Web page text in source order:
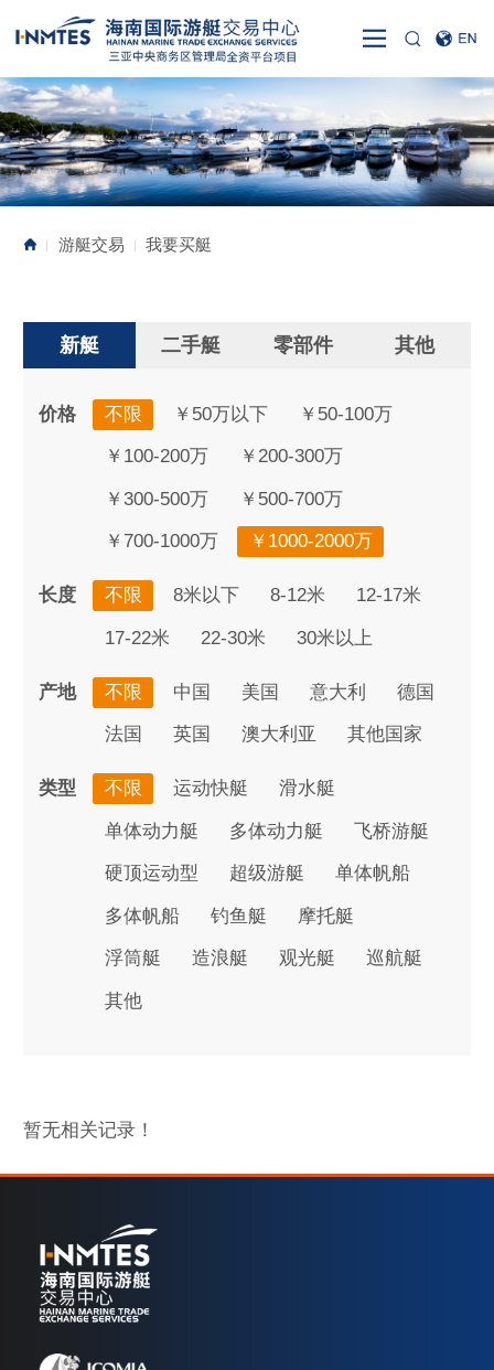
| 游艇交易 | 我要买艇
新艇 二手艇 零部件 其他
价格 不限 ￥50万以下 ￥50-100万
￥100-200万 ￥200-300万
￥300-500万 ￥500-700万
￥700-1000万 ￥1000-2000万
长度 不限 8米以下 8-12米 12-17米
17-22米 22-30米 30米以上
产地 不限 中国 美国 意大利 德国
法国 英国 澳大利亚 其他国家
类型 不限 运动快艇 滑水艇
单体动力艇 多体动力艇 飞桥游艇
硬顶运动型 超级游艇 单体帆船
多体帆船 钓鱼艇 摩托艇
浮筒艇 造浪艇 观光艇 巡航艇
其他
暂无相关记录！